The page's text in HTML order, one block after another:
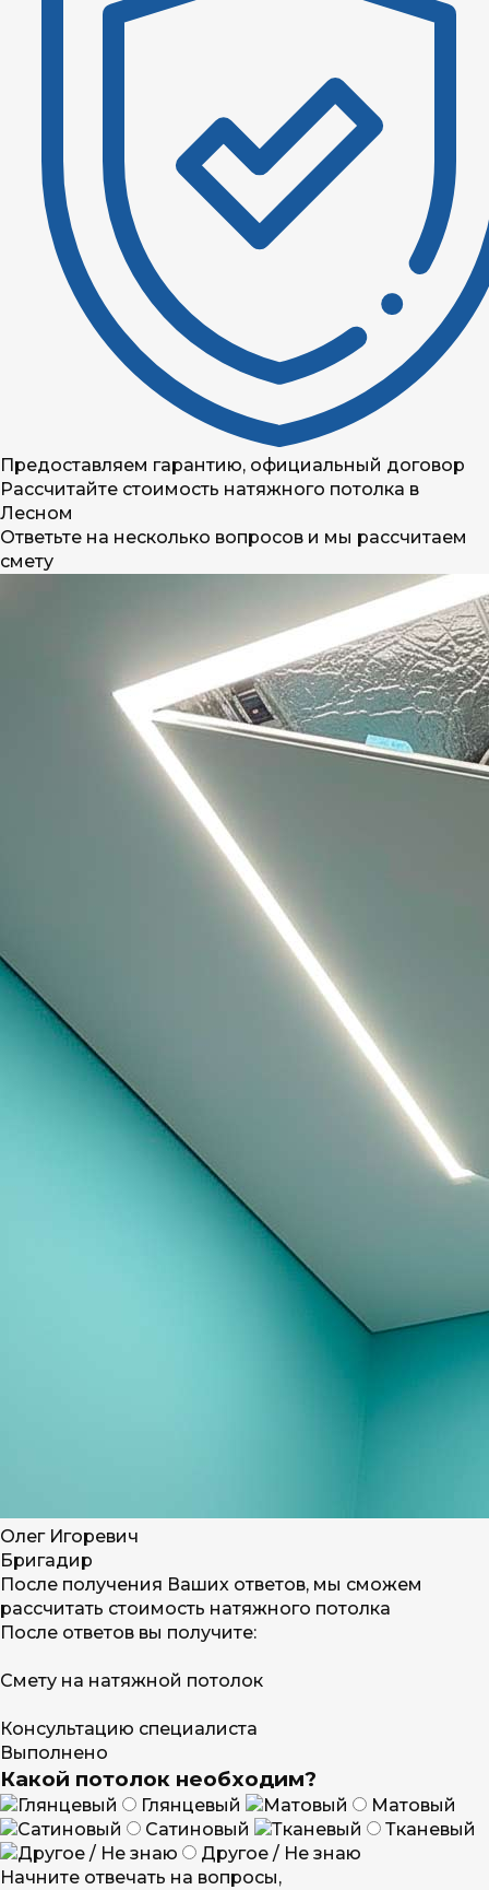
Предоставляем гарантию, официальный договор
Рассчитайте стоимость натяжного потолка в
Лесном
Ответьте на несколько вопросов и мы рассчитаем
смету
Олег Игоревич
Бригадир
После получения Ваших ответов, мы сможем
рассчитать стоимость натяжного потолка
После ответов вы получите:
Смету на натяжной потолок
Консультацию специалиста
Выполнено
Какой потолок необходим?
Глянцевый
Матовый
Сатиновый
Тканевый
Другое / Не знаю
Начните отвечать на вопросы,